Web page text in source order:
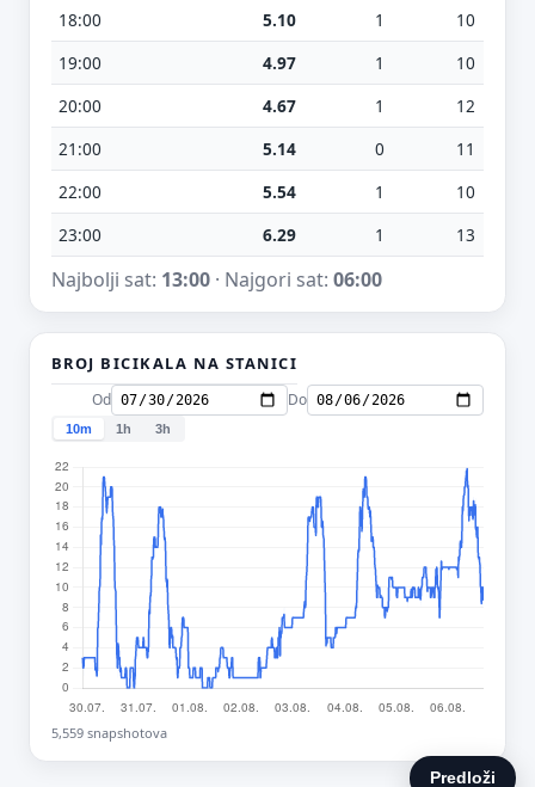
18:00
5.10 1
10
19:00
4.97 1
10
20:00
4.67 1
12
21:00
5.14 0
11
22:00
5.54 1
10
23:00
6.29 1 13
Najbolji sat: 13:00· Najgori sat: 06:00
BROJ BICIKALA NA STANICI
Od Do
10m 1h 3h
5,559 snapshotova
Predloži